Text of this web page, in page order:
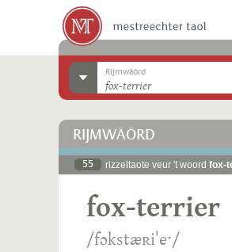
Rijmwäörd
RIJMWÄÖRD
55 rizzeltaote veur 't woord fox-
fox-terrier
/fɔkstæʀiˈeˑ/